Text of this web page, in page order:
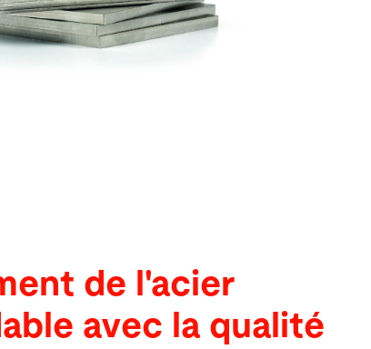
Contact myBystronic
de l'acier
avec la qualité